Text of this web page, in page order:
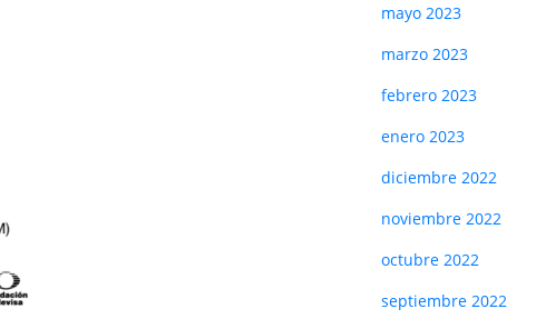
mayo 2023
marzo 2023
febrero 2023
enero 2023
diciembre 2022
noviembre 2022
octubre 2022
septiembre 2022